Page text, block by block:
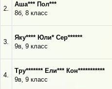
2.
Аша*** Пол***
8б, 8 класс
3.
Яку**** Юли* Сер******
9в, 9 класс
4.
Тру******* Ели*** Кон***********
9в, 9 класс